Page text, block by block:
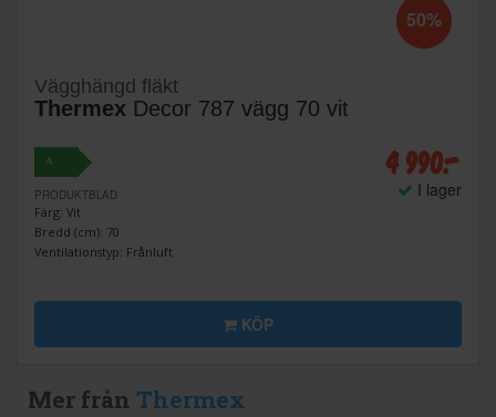
50%
Vägghängd fläkt
Thermex Decor 787 vägg 70 vit
A
PRODUKTBLAD
Färg: Vit
Bredd (cm): 70
Ventilationstyp: Frånluft
4 990:-
I lager
KÖP
Mer från Thermex